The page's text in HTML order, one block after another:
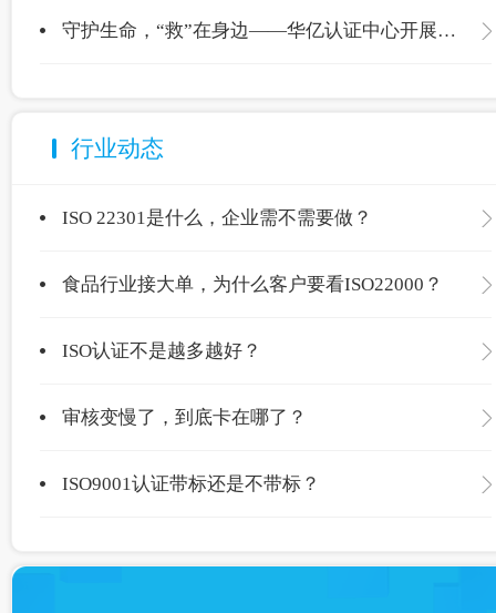
守护生命，“救”在身边——华亿认证中心开展应急救护专项培训
行业动态
ISO 22301是什么，企业需不需要做？
食品行业接大单，为什么客户要看ISO22000？
ISO认证不是越多越好？
审核变慢了，到底卡在哪了？
ISO9001认证带标还是不带标？